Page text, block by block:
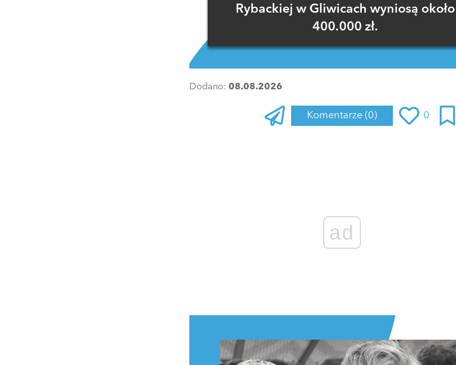
Rybackiej w Gliwicach wyniosą około
400.000 zł.
Dodano: 08.08.2026
Komentarze (0) 0
ad